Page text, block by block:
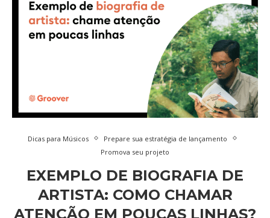
Dicas para Músicos
Prepare sua estratégia de lançamento
Promova seu projeto
EXEMPLO DE BIOGRAFIA DE
ARTISTA: COMO CHAMAR
ATENÇÃO EM POUCAS LINHAS?